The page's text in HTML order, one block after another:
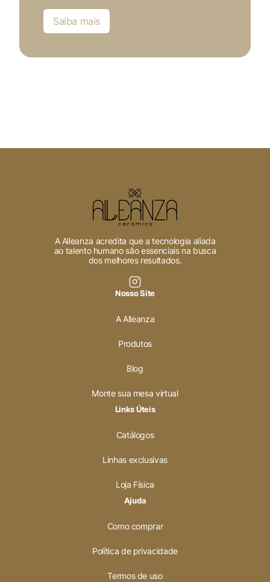
Saiba mais
A Alleanza acredita que a tecnologia aliada
ao talento humano são essenciais na busca
dos melhores resultados.
Nosso Site
A Alleanza
Produtos
Blog
Monte sua mesa virtual
Links Úteis
Catálogos
Linhas exclusivas
Loja Física
Ajuda
Como comprar
Política de privacidade
Termos de uso